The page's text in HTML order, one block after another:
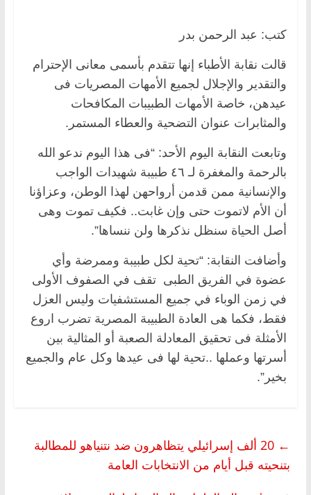
كتب: عبد الرحمن بدر
قالت نقابة الأطباء إنها تتقدم بأسمى معانى الإحترام
والتقدير والإجلال لجميع الأمهات المصريات فى
عيدهن، خاصة الأمهات الطبيبات المكافحات
والمثابرات عنوان التضحية والعطاء المستمر.
وتابعت النقابة اليوم الأحد: “فى هذا اليوم ندعو الله
بالرحمة والمغفرة لـ ٤٦ طبيبة شهيدات الواجب
والإنسانية ممن قدمن أرواحهن لهذا الوطن، وعزاؤنا
أن الأم لاتموت حتى وإن غابت.. فكيف تموت وهى
أصل الحياة سنظل نذكرها ولن ننساها”.
وأضافت النقابة: “تحية لكل طبيبة وممرضة وأي
عضوة في الفريق الطبى تقف في الصفوف الأولى
في زمن الوباء في جميع المستشفيات وليس العزل
فقط، فكما هى العادة الطبيبة المصرية تضرب اروع
الأمثلة فى تحقيق المعادلة الصعبة أو المثالية بين
أسرتها وعملها ..تحية لها فى عيدها وكل عام والجميع
بخير”.
←
20 ألف إسرائيلي يتظاهرون ضد نتنياهو للمطالبة
بتنحيته قبل أيام من الانتخابات العامة